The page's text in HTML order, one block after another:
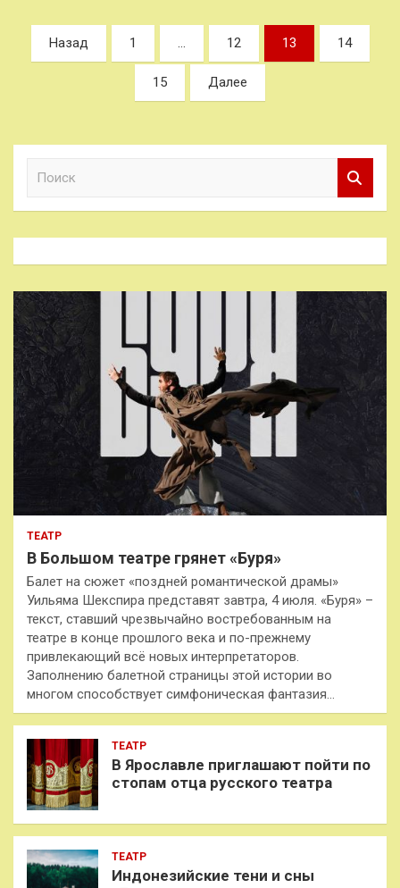
Пагинация
записей
Назад 1 … 12 13 14
15 Далее
к
ТЕАТР
В Большом театре грянет «Буря»
Балет на сюжет «поздней романтической драмы»
Уильяма Шекспира представят завтра, 4 июля. «Буря» –
текст, ставший чрезвычайно востребованным на
театре в конце прошлого века и по-прежнему
привлекающий всё новых интерпретаторов.
Заполнению балетной страницы этой истории во
многом способствует симфоническая фантазия…
ТЕАТР
В Ярославле приглашают пойти по
стопам отца русского театра
ТЕАТР
Индонезийские тени и сны